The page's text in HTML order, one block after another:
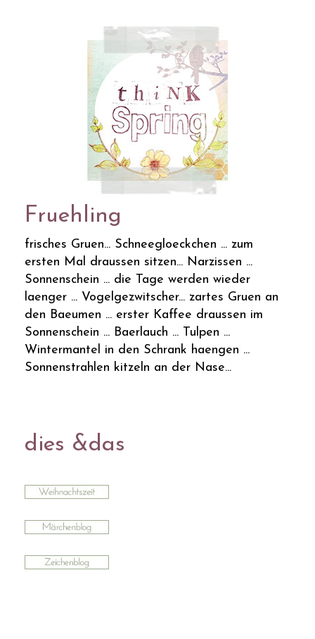
Fruehling
frisches Gruen... Schneegloeckchen ... zum
ersten Mal draussen sitzen... Narzissen ...
Sonnenschein ... die Tage werden wieder
laenger ... Vogelgezwitscher... zartes Gruen an
den Baeumen ... erster Kaffee draussen im
Sonnenschein ... Baerlauch ... Tulpen ...
Wintermantel in den Schrank haengen ...
Sonnenstrahlen kitzeln an der Nase...
dies &das